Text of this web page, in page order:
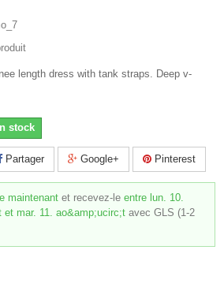
length dress with tank straps. Deep v-
In stock
Partager Google+ Pinterest
maintenant et recevez-le entre lun. 10.
et mar. 11. ao&amp;ucirc;t avec GLS (1-2